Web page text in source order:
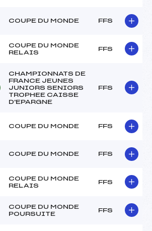
COUPE DU MONDE FFS
COUPE DU MONDE
RELAIS
FFS
CHAMPIONNATS DE
FRANCE JEUNES
JUNIORS SENIORS
TROPHEE CAISSE
D'EPARGNE
FFS
COUPE DU MONDE FFS
COUPE DU MONDE FFS
COUPE DU MONDE
RELAIS
FFS
COUPE DU MONDE
POURSUITE
FFS